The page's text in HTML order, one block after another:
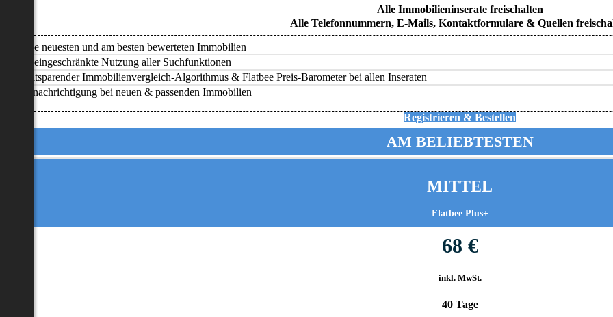
Alle Immobilieninserate freischalten
Alle Telefonnummern, E-Mails, Kontaktformulare & Quellen
Alle neuesten und am besten bewerteten Immobilien
Uneingeschränkte Nutzung aller Suchfunktionen
Zeitsparender Immobilienvergleich-Algorithmus & Flatbee Preis-Barometer bei allen Inseraten
Benachrichtigung bei neuen & passenden Immobilien
Registrieren & Bestellen
AM BELIEBTESTEN
MITTEL
Flatbee Plus+
68 €
inkl. MwSt.
40 Tage